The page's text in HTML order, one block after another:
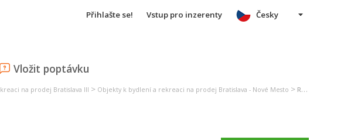
Přihlašte se! Vstup pro inzerenty
Vložit poptávku
Česky
na prodej Bratislava III > Objekty k bydlení a rekreaci na prodej Bratislava - Nové Mesto > Rodinná vila na prodej Bratislava - Nové Mesto